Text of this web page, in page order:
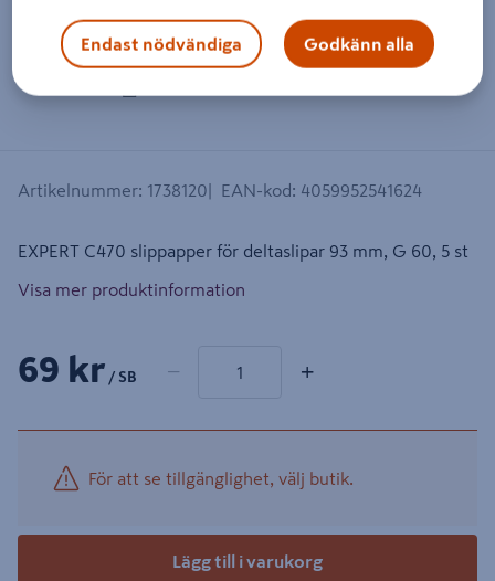
Artikelnummer: 1738120 EAN-kod: 4059952541624
EXPERT C470 slippapper för deltaslipar 93 mm, G 60, 5 st
Visa mer produktinformation
69 kr / SB − +
För att se tillgänglighet, välj butik.
Lägg till i varukorg
Endast nödvändiga Godkänn alla